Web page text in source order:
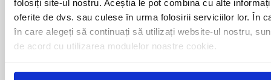
folosiți site-ul nostru. Aceștia le pot combina cu alte
oferite de dvs. sau culese în urma folosirii serviciilor lor. În
în care alegeți să continuați să utilizați website-ul nostru,
de acord cu utilizarea modulelor noastre cookie.
BAILESTI
BALS-IS
BALS-OT
BARCA
ORADEA
ORSOVA
PASCANI
PERICEI